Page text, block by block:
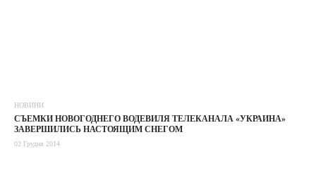
НОВИНИ
СЪЕМКИ НОВОГОДНЕГО ВОДЕВИЛЯ ТЕЛЕКАНАЛА «УКРАИНА»
ЗАВЕРШИЛИСЬ НАСТОЯЩИМ СНЕГОМ
02 Грудня 2014